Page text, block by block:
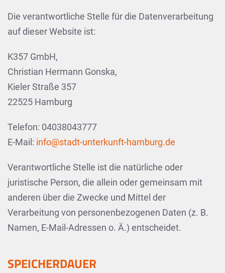
Die verantwortliche Stelle für die Datenverarbeitung
auf dieser Website ist:
K357 GmbH,
Christian Hermann Gonska,
Kieler Straße 357
22525 Hamburg
Telefon: 04038043777
E-Mail: info@stadt-unterkunft-hamburg.de
Verantwortliche Stelle ist die natürliche oder
juristische Person, die allein oder gemeinsam mit
anderen über die Zwecke und Mittel der
Verarbeitung von personenbezogenen Daten (z. B.
Namen, E-Mail-Adressen o. Ä.) entscheidet.
SPEICHERDAUER